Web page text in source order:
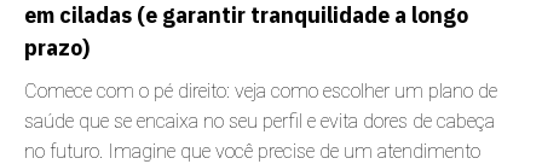
em ciladas (e garantir tranquilidade a longo
prazo)
Comece com o pé direito: veja como escolher um plano de
saúde que se encaixa no seu perfil e evita dores de cabeça
no futuro. Imagine que você precise de um atendimento